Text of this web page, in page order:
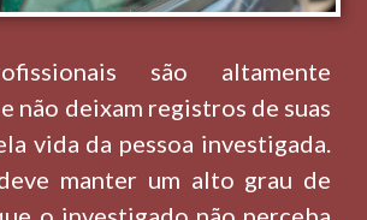
são altamente
não deixam registros de suas
vida da pessoa investigada.
manter um alto grau de